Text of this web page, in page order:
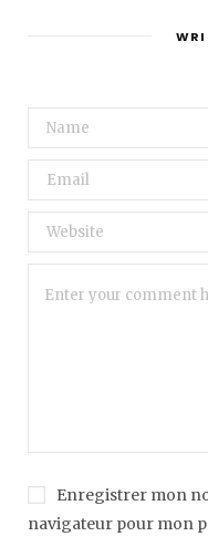
Enregistrer mon
navigateur pour mon